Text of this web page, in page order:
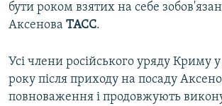
бути роком взятих на себе
Аксенова ТАСС.
Усі члени російського уряду Криму у
року після приходу на посаду
повноваження і продовжують